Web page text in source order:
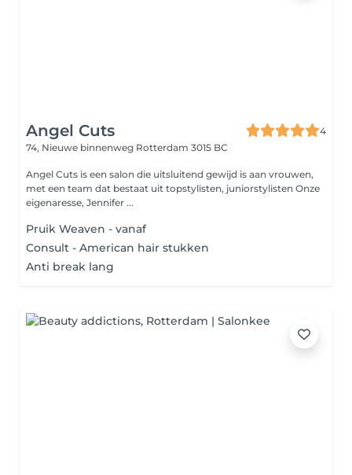
Angel Cuts
4
74, Nieuwe binnenweg Rotterdam 3015 BC
Angel Cuts is een salon die uitsluitend gewijd is aan vrouwen,
met een team dat bestaat uit topstylisten, juniorstylisten Onze
eigenaresse, Jennifer ...
Pruik Weaven - vanaf
Consult - American hair stukken
Anti break lang